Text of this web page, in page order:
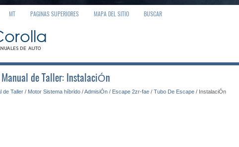
MT PAGINAS SUPERIORES MAPA DEL SITIO BUSCAR
de Taller: InstalaciÓn
de Taller / Motor Sistema híbrido /AdmisiÓn / Escape 2zr-fae / Tubo De Escape / InstalaciÓn